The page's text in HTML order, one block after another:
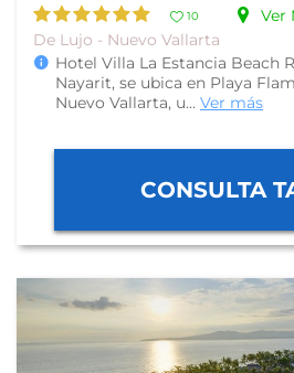
10
Ver
De Lujo - Nuevo Vallarta
Hotel Villa La Estancia Beach
Nayarit, se ubica en Playa
Nuevo Vallarta, u... Ver más
CONSULTA